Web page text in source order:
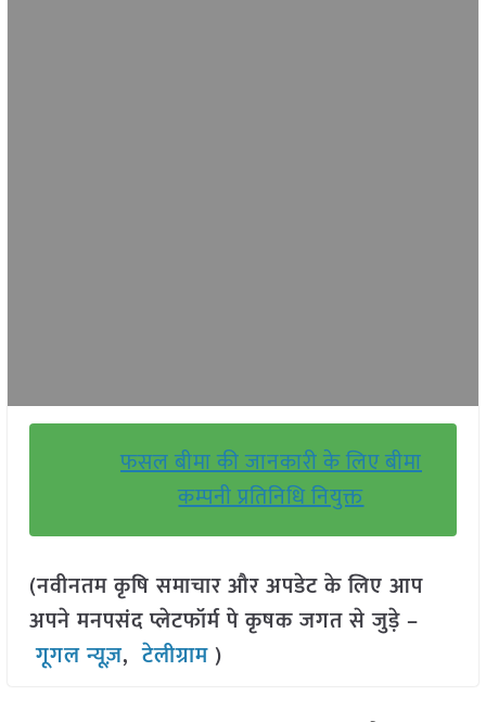
फसल बीमा की जानकारी के लिए बीमा
कम्पनी प्रतिनिधि नियुक्त
(नवीनतम कृषि समाचार और अपडेट के लिए आप
अपने मनपसंद प्लेटफॉर्म पे कृषक जगत से जुड़े –
गूगल न्यूज़,टेलीग्राम )